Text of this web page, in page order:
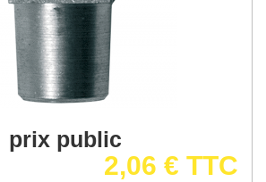
prix public
2,06 € TTC